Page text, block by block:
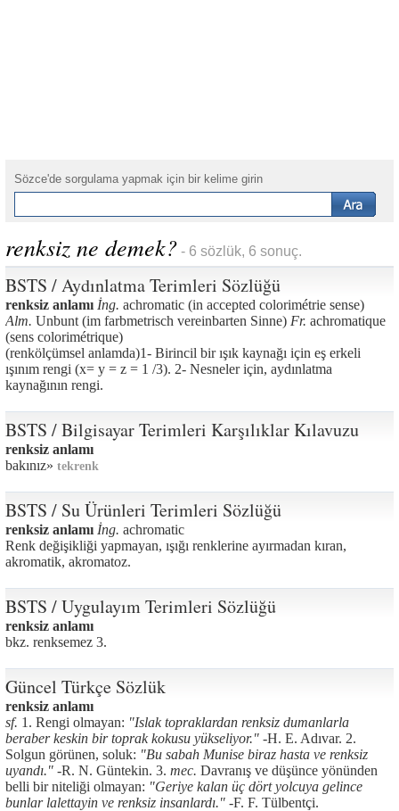
Sözce'de sorgulama yapmak için bir kelime girin
renksiz ne demek? - 6 sözlük, 6 sonuç.
BSTS / Aydınlatma Terimleri Sözlüğü
renksiz anlamı İng. achromatic (in accepted colorimétrie sense)
Alm. Unbunt (im farbmetrisch vereinbarten Sinne) Fr. achromatique
(sens colorimétrique)
(renkölçümsel anlamda)1- Birincil bir ışık kaynağı için eş erkeli
ışınım rengi (x= y = z = 1 /3). 2- Nesneler için, aydınlatma
kaynağının rengi.
BSTS / Bilgisayar Terimleri Karşılıklar Kılavuzu
renksiz anlamı
bakınız» tekrenk
BSTS / Su Ürünleri Terimleri Sözlüğü
renksiz anlamı İng. achromatic
Renk değişikliği yapmayan, ışığı renklerine ayırmadan kıran,
akromatik, akromatoz.
BSTS / Uygulayım Terimleri Sözlüğü
renksiz anlamı
bkz. renksemez 3.
Güncel Türkçe Sözlük
renksiz anlamı
sf. 1. Rengi olmayan: "Islak topraklardan renksiz dumanlarla
beraber keskin bir toprak kokusu yükseliyor." -H. E. Adıvar. 2.
Solgun görünen, soluk: "Bu sabah Munise biraz hasta ve renksiz
uyandı." -R. N. Güntekin. 3. mec. Davranış ve düşünce yönünden
belli bir niteliği olmayan: "Geriye kalan üç dört yolcuya gelince
bunlar lalettayin ve renksiz insanlardı." -F. F. Tülbentçi.